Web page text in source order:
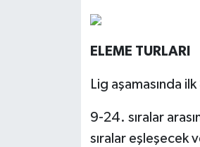
ELEME TURLARI
Lig aşamasında
9-24. sıralar
sıralar eşleşecek